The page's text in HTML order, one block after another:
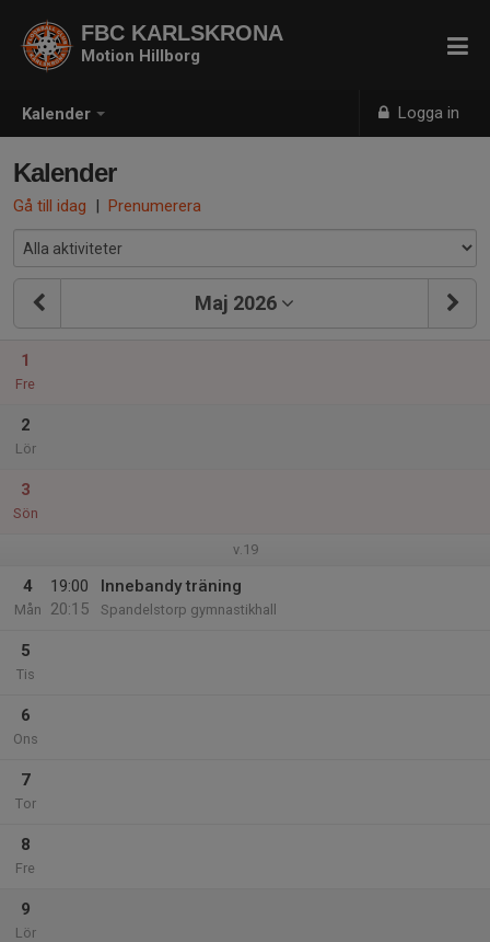
Kalender Logga in
FBC KARLSKRONA
Motion Hillborg
Kalender
Gå till idag | Prenumerera
Maj 2026
1
Fre
2
Lör
3
Sön
v.19
4
Mån
19:00
20:15
Innebandy träning
Spandelstorp gymnastikhall
5
Tis
6
Ons
7
Tor
8
Fre
9
Lör